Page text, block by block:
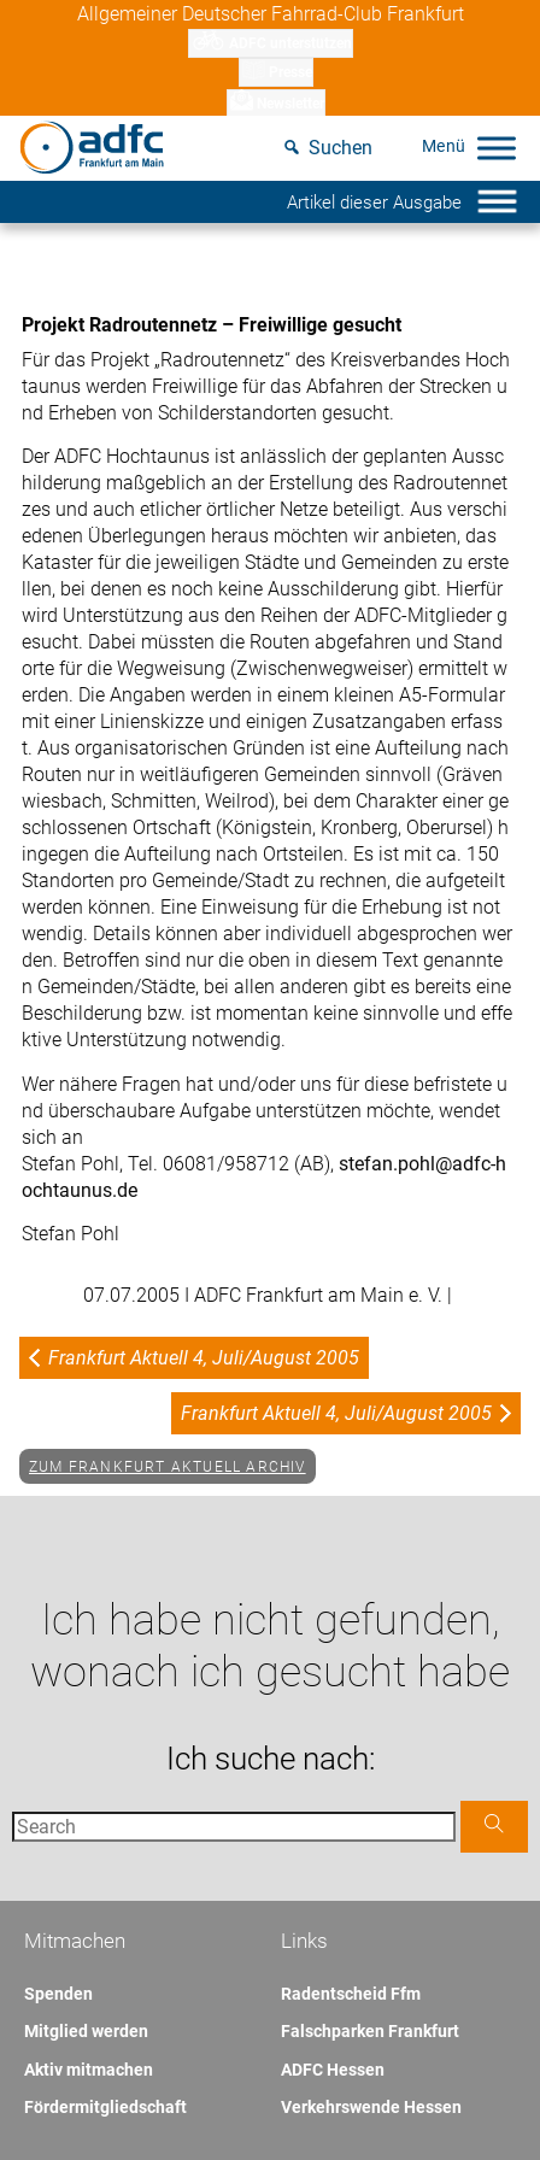
Allgemeiner Deutscher Fahrrad-Club Frankfurt
Suchen
Artikel dieser Ausgabe
Projekt Radroutennetz – Freiwillige gesucht
Für das Projekt „Radroutennetz“ des Kreisverbandes Hoch
taunus werden Freiwillige für das Abfahren der Strecken u
nd Erheben von Schilderstandorten gesucht.
Der ADFC Hochtaunus ist anlässlich der geplanten Aussc
hilderung maßgeblich an der Erstellung des Radroutennet
zes und auch etlicher örtlicher Netze beteiligt. Aus verschi
edenen Überlegungen heraus möchten wir anbieten, das
Kataster für die jeweiligen Städte und Gemeinden zu erste
llen, bei denen es noch keine Ausschilderung gibt. Hierfür
wird Unterstützung aus den Reihen der ADFC-Mitglieder g
esucht. Dabei müssten die Routen abgefahren und Stand
orte für die Wegweisung (Zwischenwegweiser) ermittelt w
erden. Die Angaben werden in einem kleinen A5-Formular
mit einer Linienskizze und einigen Zusatzangaben erfass
t. Aus organisatorischen Gründen ist eine Aufteilung nach
Routen nur in weitläufigeren Gemeinden sinnvoll (Gräven
wiesbach, Schmitten, Weilrod), bei dem Charakter einer ge
schlossenen Ortschaft (Königstein, Kronberg, Oberursel) h
ingegen die Aufteilung nach Ortsteilen. Es ist mit ca. 150
Standorten pro Gemeinde/Stadt zu rechnen, die aufgeteilt
werden können. Eine Einweisung für die Erhebung ist not
wendig. Details können aber individuell abgesprochen wer
den. Betroffen sind nur die oben in diesem Text genannte
n Gemeinden/Städte, bei allen anderen gibt es bereits eine
Beschilderung bzw. ist momentan keine sinnvolle und effe
ktive Unterstützung notwendig.
Wer nähere Fragen hat und/oder uns für diese befristete u
nd überschaubare Aufgabe unterstützen möchte, wendet
sich an
Stefan Pohl, Tel. 06081/958712 (AB),stefan.pohl@adfc-h
ochtaunus.de
Stefan Pohl
07.07.2005 I ADFC Frankfurt am Main e. V. |
Frankfurt Aktuell 4, Juli/August 2005
Frankfurt Aktuell 4, Juli/August 2005
ZUM FRANKFURT AKTUELL ARCHIV
Ich habe nicht gefunden,
wonach ich gesucht habe
Ich suche nach:
Links
Radentscheid Ffm
Falschparken Frankfurt
ADFC Hessen
Verkehrswende Hessen
Mitmachen
Spenden
Mitglied werden
Aktiv mitmachen
Fördermitgliedschaft